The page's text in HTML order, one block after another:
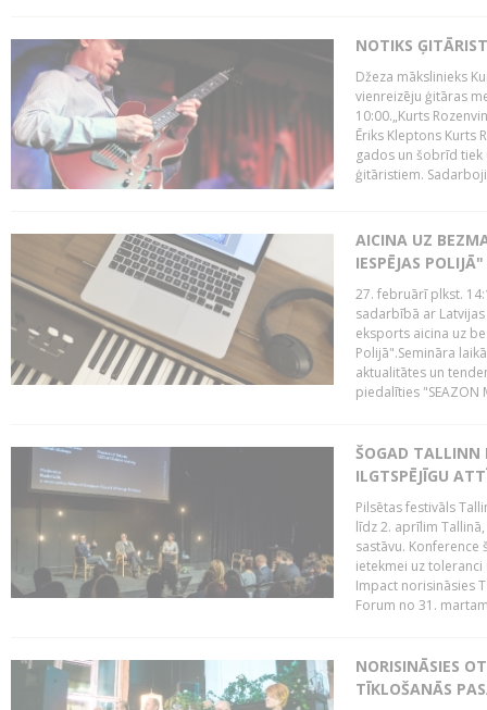
NOTIKS
Džeza mākslinieks
vienreizēju ģitāras
10:00.„Kurts
Ēriks Kleptons Kurts
gados un šobrīd
ģitāristiem.
AICINA UZ
IESPĒJAS POLIJĀ"
27. februārī plkst.
sadarbībā ar
eksports aicina uz
Polijā".Semināra
aktualitātes un
piedalīties "SEAZON
ŠOGAD TALLINN
ILGTSPĒJĪGU
Pilsētas festivāls
līdz 2. aprīlim
sastāvu.
ietekmei uz
Impact norisināsies
Forum no 31.
NORISINĀSIES
TĪKLOŠANĀS